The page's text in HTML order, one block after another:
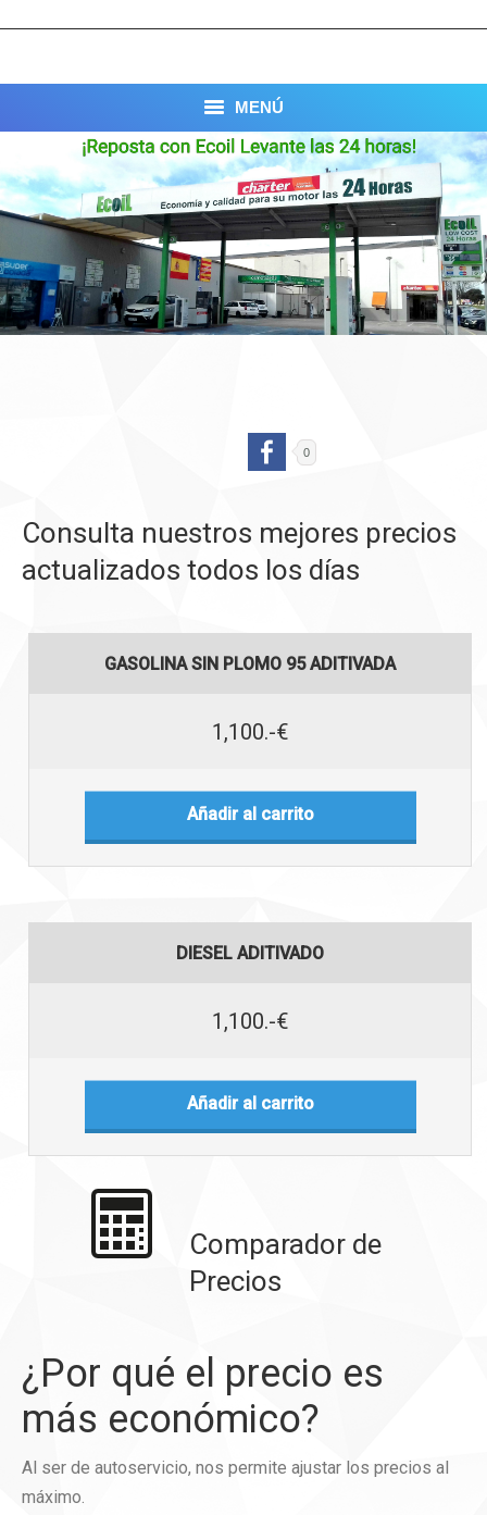
MENÚ
EMPRESA
TARJETA ECOIL
PROMOCIONES/NOTICIAS
¿QUIERES TRABAJAR CON 0
Consulta nuestros mejores precios
actualizados todos los días
GASOLINA SIN PLOMO 95 ADITIVADA
1,100.-€
Añadir al carrito
DIESEL ADITIVADO
1,100.-€
Añadir al carrito
Comparador de
Precios
¿Por qué el precio es
más económico?
Al ser de autoservicio, nos permite ajustar los precios al
máximo.